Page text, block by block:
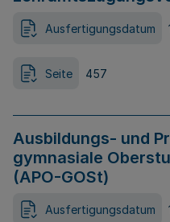
Ausfertigungsdatum
Seite 457
Ausbildungs- und
gymnasiale
(APO-GOSt)
Ausfertigungsdatum